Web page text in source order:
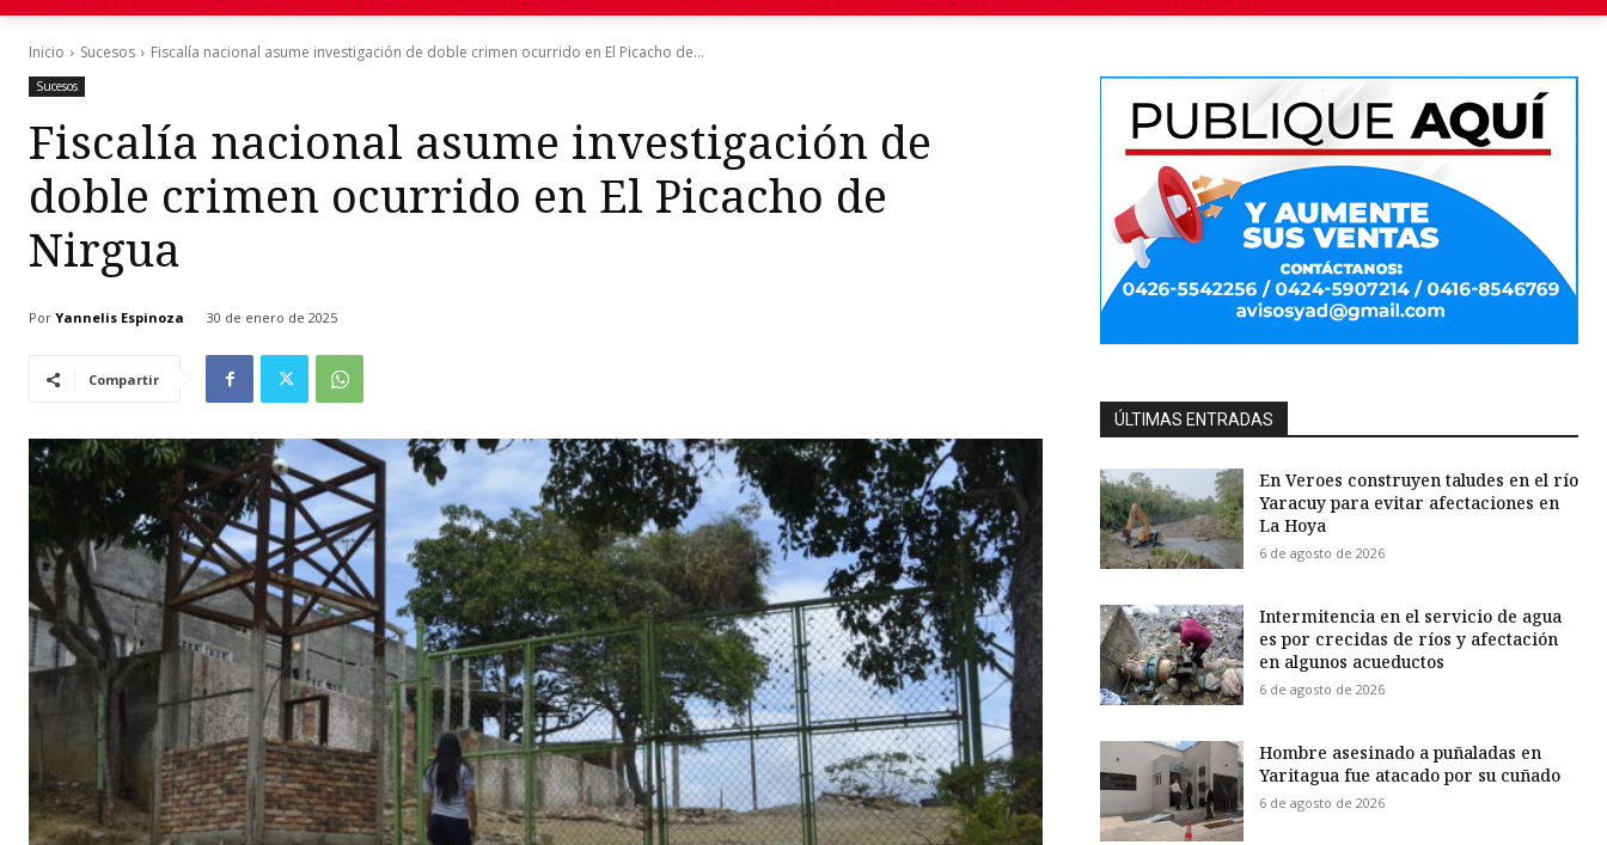
Inicio Sucesos Fiscalía nacional asume investigación de doble crimen ocurrido en El Picacho de...
Sucesos
Fiscalía nacional asume investigación de
doble crimen ocurrido en El Picacho de
Nirgua
Por Yannelis Espinoza 30 de enero de 2025
Compartir
ÚLTIMAS ENTRADAS
En Veroes construyen taludes en el río
Yaracuy para evitar afectaciones en
La Hoya
6 de agosto de 2026
Intermitencia en el servicio de agua
es por crecidas de ríos y afectación
en algunos acueductos
6 de agosto de 2026
Hombre asesinado a puñaladas en
Yaritagua fue atacado por su cuñado
6 de agosto de 2026